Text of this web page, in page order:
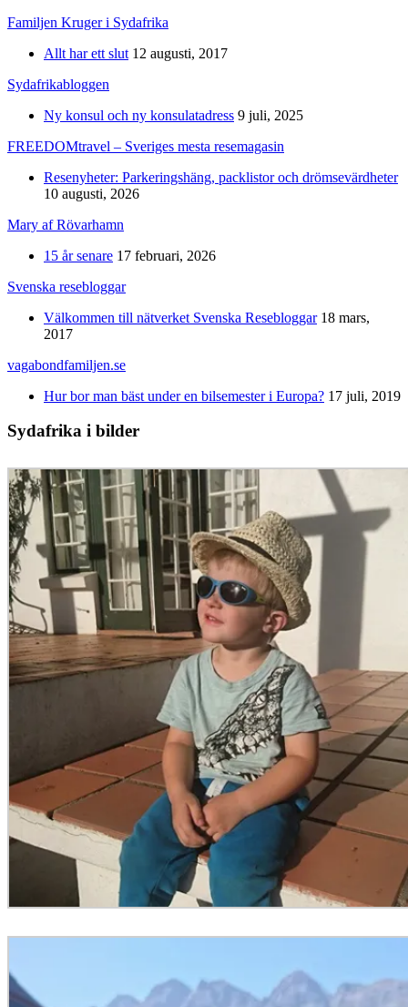
Familjen Kruger i Sydafrika
Allt har ett slut 12 augusti, 2017
Sydafrikabloggen
Ny konsul och ny konsulatadress 9 juli, 2025
FREEDOMtravel – Sveriges mesta resemagasin
Resenyheter: Parkeringshäng, packlistor och drömsevärdheter
10 augusti, 2026
Mary af Rövarhamn
15 år senare 17 februari, 2026
Svenska resebloggar
Välkommen till nätverket Svenska Resebloggar 18 mars,
2017
vagabondfamiljen.se
Hur bor man bäst under en bilsemester i Europa? 17 juli, 2019
Sydafrika i bilder